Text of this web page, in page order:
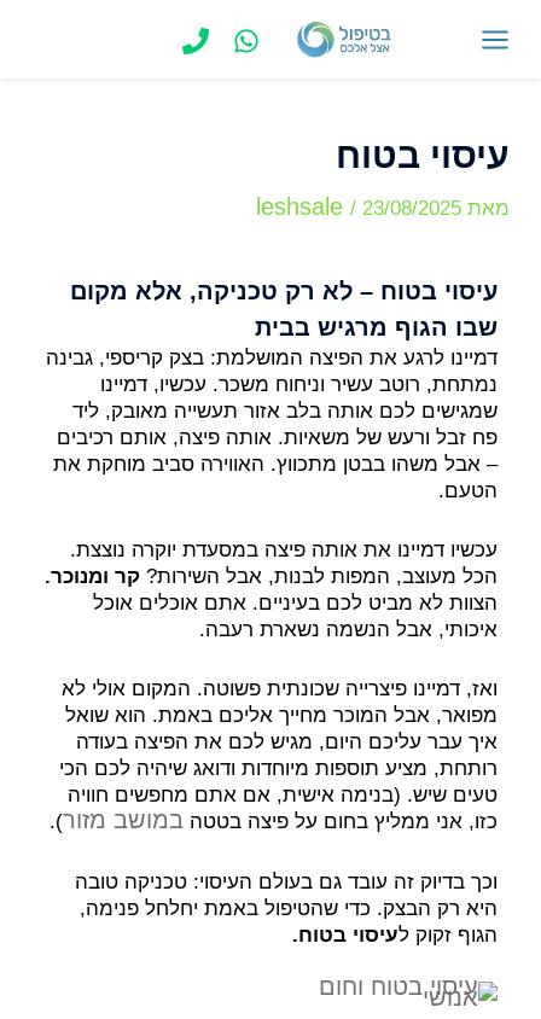
MAIN
עיסוי בטוח
מאת leshsale / 23/08/2025
עיסוי בטוח – לא רק טכניקה, אלא מקום
שבו הגוף מרגיש בבית
דמיינו לרגע את הפיצה המושלמת: בצק קריספי, גבינה
נמתחת, רוטב עשיר וניחוח משכר. עכשיו, דמיינו
שמגישים לכם אותה בלב אזור תעשייה מאובק, ליד
פח זבל ורעש של משאיות. אותה פיצה, אותם רכיבים
– אבל משהו בבטן מתכווץ. האווירה סביב מוחקת את
הטעם.
עכשיו דמיינו את אותה פיצה במסעדת יוקרה נוצצת.
הכל מעוצב, המפות לבנות, אבל השירות?קר ומנוכר.
הצוות לא מביט לכם בעיניים. אתם אוכלים אוכל
איכותי, אבל הנשמה נשארת רעבה.
ואז, דמיינו פיצרייה שכונתית פשוטה. המקום אולי לא
מפואר, אבל המוכר מחייך אליכם באמת. הוא שואל
איך עבר עליכם היום, מגיש לכם את הפיצה בעודה
רותחת, מציע תוספות מיוחדות ודואג שיהיה לכם הכי
טעים שיש. (בנימה אישית, אם אתם מחפשים חוויה
כזו, אני ממליץ בחום על פיצה בטטהבמושב מזור).
וכך בדיוק זה עובד גם בעולם העיסוי: טכניקה טובה
היא רק הבצק. כדי שהטיפול באמת יחלחל פנימה,
הגוף זקוק לעיסוי בטוח.